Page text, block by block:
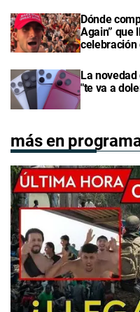
Dónde
Again” que
celebración
La
"te va a
más en